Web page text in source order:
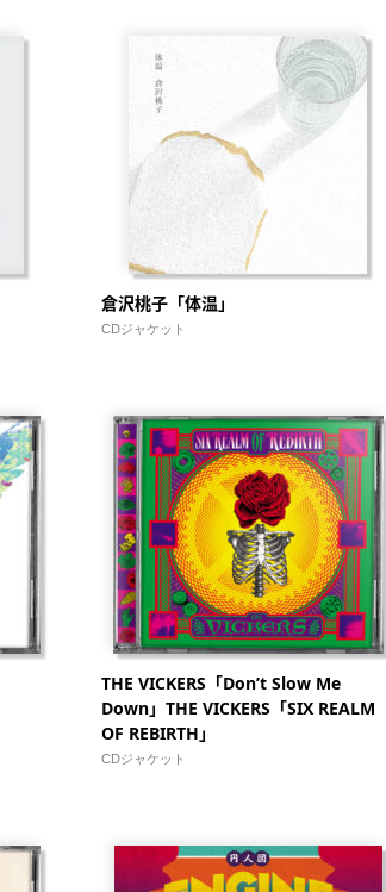
倉沢桃子「体温」
CDジャケット
THE VICKERS「Don’t Slow Me
Down」THE VICKERS「SIX REALM
OF REBIRTH」
CDジャケット